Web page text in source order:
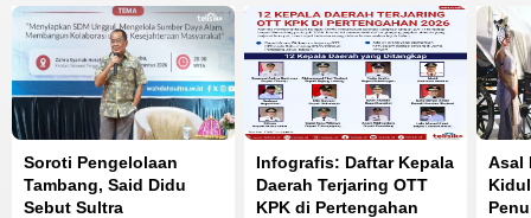
Soroti Pengelolaan
Tambang, Said Didu
Sebut Sultra
Infografis: Daftar Kepala
Daerah Terjaring OTT
KPK di Pertengahan
Asal